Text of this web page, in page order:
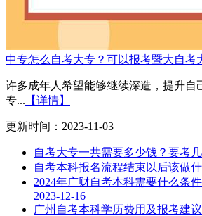
中专怎么自考大专？可以报考暨大自考
许多成年人希望能够继续深造，提升自
专... 【详情】
更新时间：2023-11-03
自考大专一共需要多少钱？要考几
自考本科报名流程结束以后该做什
2024年广财自考本科需要什么条
2023-12-16
广州自考本科学历费用及报考建议